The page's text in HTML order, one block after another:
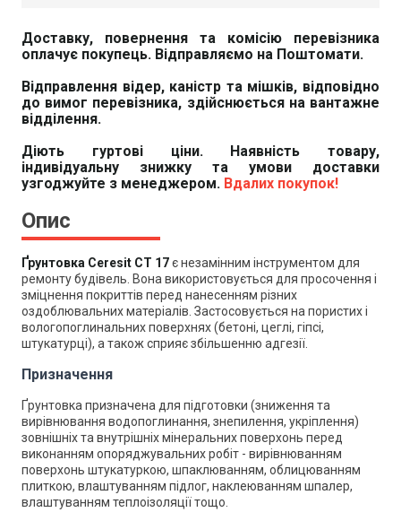
Доставку, повернення та комісію перевізника
оплачує покупець. Відправляємо на Поштомати.
Відправлення відер, каністр та мішків, відповідно
до вимог перевізника, здійснюється на вантажне
відділення.
Діють гуртові ціни. Наявність товару,
індивідуальну знижку та умови доставки
узгоджуйте з менеджером. Вдалих покупок!
Опис
Ґрунтовка Ceresit CT 17є незамінним інструментом для
ремонту будівель. Вона використовується для просочення і
зміцнення покриттів перед нанесенням різних
оздоблювальних матеріалів. Застосовується на пористих і
вологопоглинальних поверхнях (бетоні, цеглі, гіпсі,
штукатурці), а також сприяє збільшенню адгезії.
Призначення
Ґрунтовка призначена для підготовки (зниження та
вирівнювання водопоглинання, знепилення, укріплення)
зовнішніх та внутрішніх мінеральних поверхонь перед
виконанням опоряджувальних робіт - вирівнюванням
поверхонь штукатуркою, шпаклюванням, облицюванням
плиткою, влаштуванням підлог, наклеюванням шпалер,
влаштуванням теплоізоляції тощо.